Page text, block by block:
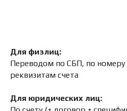
Для физлиц:
Переводом по СБП, по номеру
реквизитам счета
Для юридических лиц: